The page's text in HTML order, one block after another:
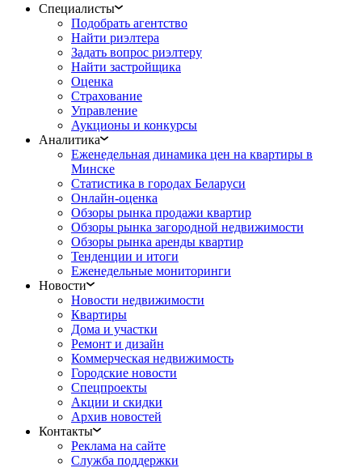
Специалисты
Подобрать агентство
Найти риэлтера
Задать вопрос риэлтеру
Найти застройщика
Оценка
Страхование
Управление
Аукционы и конкурсы
Аналитика
Еженедельная динамика цен на квартиры в
Минске
Статистика в городах Беларуси
Онлайн-оценка
Обзоры рынка продажи квартир
Обзоры рынка загородной недвижимости
Обзоры рынка аренды квартир
Тенденции и итоги
Еженедельные мониторинги
Новости
Новости недвижимости
Квартиры
Дома и участки
Ремонт и дизайн
Коммерческая недвижимость
Городские новости
Спецпроекты
Акции и скидки
Архив новостей
Контакты
Реклама на сайте
Служба поддержки